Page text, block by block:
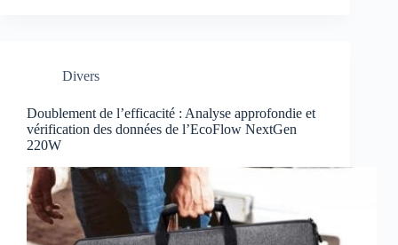
Divers
Doublement de l’efficacité : Analyse approfondie et
vérification des données de l’EcoFlow NextGen
220W